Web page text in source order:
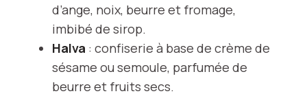
d’ange, noix, beurre et fromage,
imbibé de sirop.
Halva : confiserie à base de crème de
sésame ou semoule, parfumée de
beurre et fruits secs.